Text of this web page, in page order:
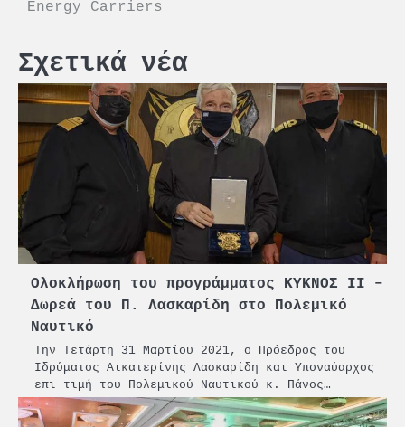
Energy Carriers
Σχετικά νέα
Ολοκλήρωση του προγράμματος ΚΥΚΝΟΣ ΙΙ –
Δωρεά του Π. Λασκαρίδη στο Πολεμικό
Ναυτικό
Την Τετάρτη 31 Μαρτίου 2021, ο Πρόεδρος του
Ιδρύματος Αικατερίνης Λασκαρίδη και Υποναύαρχος
επι τιμή του Πολεμικού Ναυτικού κ. Πάνος…